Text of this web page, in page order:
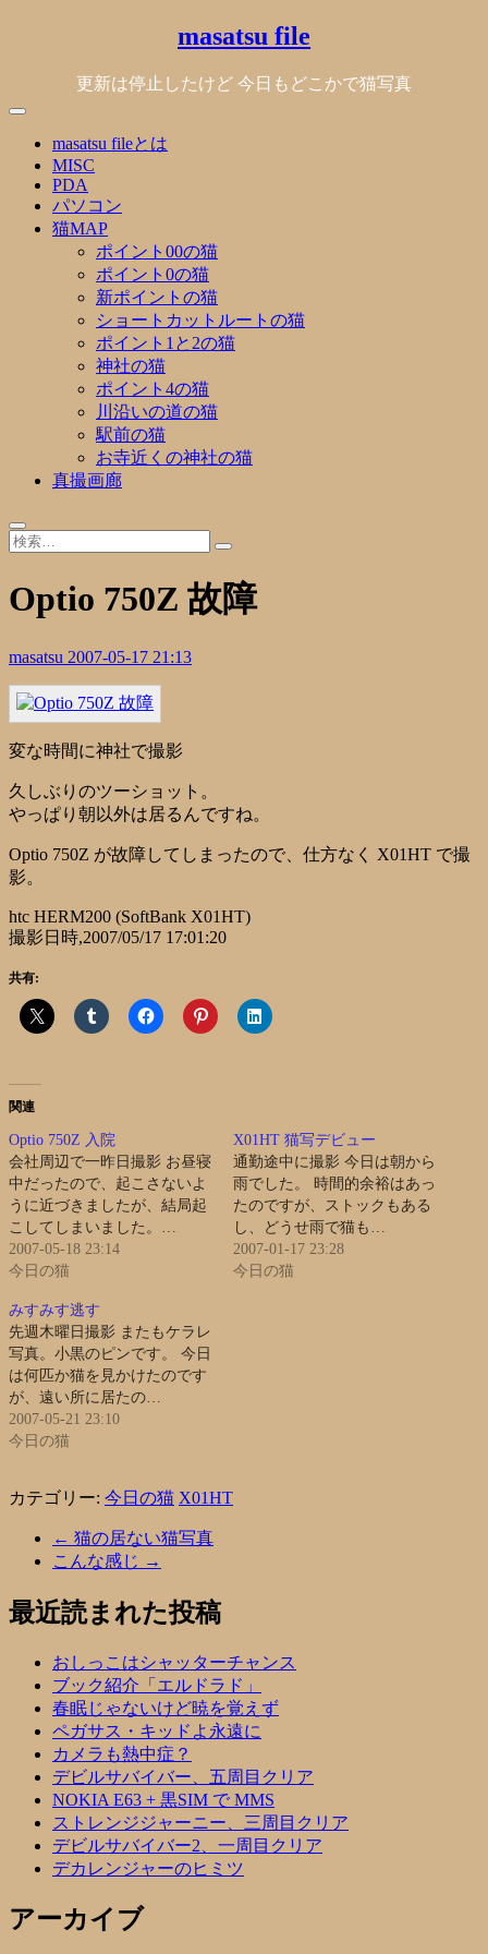
masatsu file
更新は停止したけど 今日もどこかで猫写真
masatsu fileとは
MISC
PDA
パソコン
猫MAP
ポイント00の猫
ポイント0の猫
新ポイントの猫
ショートカットルートの猫
ポイント1と2の猫
神社の猫
ポイント4の猫
川沿いの道の猫
駅前の猫
お寺近くの神社の猫
真撮画廊
Optio 750Z 故障
masatsu 2007-05-17 21:13
変な時間に神社で撮影
久しぶりのツーショット。
やっぱり朝以外は居るんですね。
Optio 750Z が故障してしまったので、仕方なく X01HT で撮
影。
htc HERM200 (SoftBank X01HT)
撮影日時,2007/05/17 17:01:20
共有:
関連
Optio 750Z 入院
会社周辺で一昨日撮影 お昼寝
中だったので、起こさないよ
うに近づきましたが、結局起
こしてしまいました。…
2007-05-18 23:14
今日の猫
X01HT 猫写デビュー
通勤途中に撮影 今日は朝から
雨でした。 時間的余裕はあっ
たのですが、ストックもある
し、どうせ雨で猫も…
2007-01-17 23:28
今日の猫
みすみす逃す
先週木曜日撮影 またもケラレ
写真。小黒のピンです。 今日
は何匹か猫を見かけたのです
が、遠い所に居たの…
2007-05-21 23:10
今日の猫
カテゴリー: 今日の猫 X01HT
← 猫の居ない猫写真
こんな感じ →
最近読まれた投稿
おしっこはシャッターチャンス
ブック紹介「エルドラド」
春眠じゃないけど暁を覚えず
ペガサス・キッドよ永遠に
カメラも熱中症？
デビルサバイバー、五周目クリア
NOKIA E63 + 黒SIM で MMS
ストレンジジャーニー、三周目クリア
デビルサバイバー2、一周目クリア
デカレンジャーのヒミツ
アーカイブ